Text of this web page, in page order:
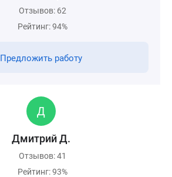
Отзывов: 62
Рейтинг: 94%
Предложить работу
Дмитрий Д.
Отзывов: 41
Рейтинг: 93%